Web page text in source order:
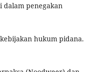
dalam penegakan
hukum pidana.